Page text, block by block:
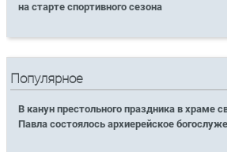
на старте спортивного сезона
Популярное
В канун престольного праздника в храме
Павла состоялось архиерейское